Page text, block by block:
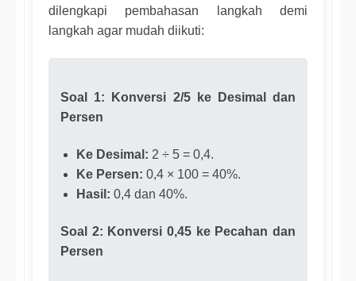
dilengkapi pembahasan langkah demi
langkah agar mudah diikuti:
Soal 1: Konversi 2/5 ke Desimal dan
Persen
Ke Desimal: 2 ÷ 5 = 0,4.
Ke Persen: 0,4 × 100 = 40%.
Hasil: 0,4 dan 40%.
Soal 2: Konversi 0,45 ke Pecahan dan
Persen